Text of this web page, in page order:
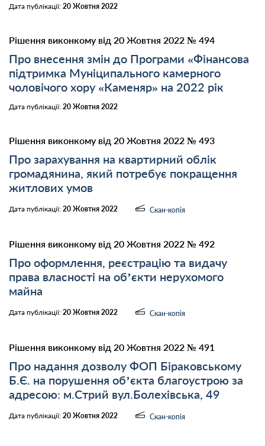
Дата публікації: 20 Жовтня 2022
Рішення виконкому від 20 Жовтня 2022 № 494
Про внесення змін до Програми «Фінансова
підтримка Муніципального камерного
чоловічого хору «Каменяр» на 2022 рік
Дата публікації: 20 Жовтня 2022
Рішення виконкому від 20 Жовтня 2022 № 493
Про зарахування на квартирний облік
громадянина, який потребує покращення
житлових умов
Дата публікації: 20 Жовтня 2022 Скан-копія
Рішення виконкому від 20 Жовтня 2022 № 492
Про оформлення, реєстрацію та видачу
права власності на об’єкти нерухомого
майна
Дата публікації: 20 Жовтня 2022 Скан-копія
Рішення виконкому від 20 Жовтня 2022 № 491
Про надання дозволу ФОП Біраковському
Б.Є. на порушення об’єкта благоустрою за
адресою: м.Стрий вул.Болехівська, 49
Дата публікації: 20 Жовтня 2022 Скан-копія